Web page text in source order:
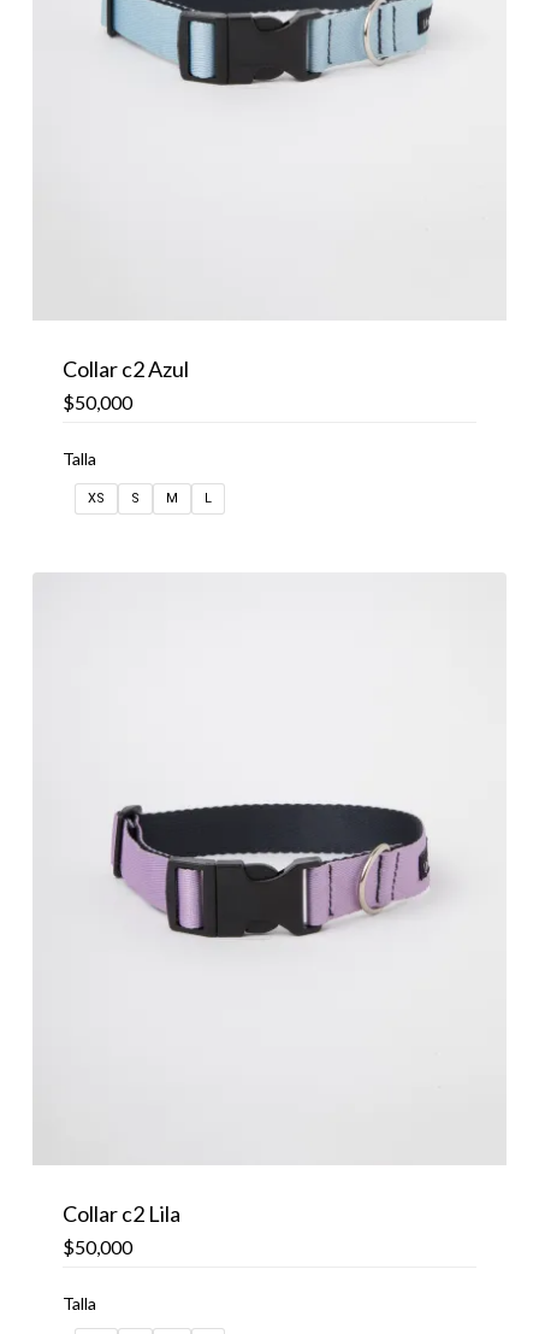
Collar c2 Azul
$50,000
Talla
XS S M L
Collar c2 Lila
$50,000
Talla